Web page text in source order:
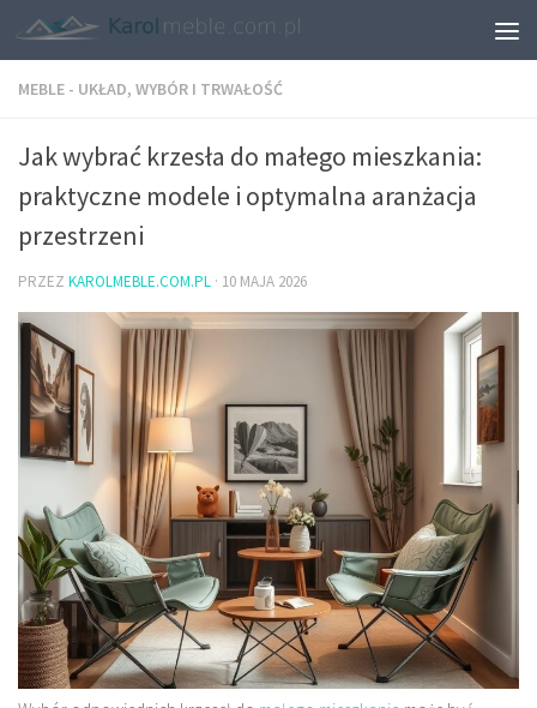
MEBLE - UKŁAD, WYBÓR I TRWAŁOŚĆ
Jak wybrać krzesła do małego mieszkania:
praktyczne modele i optymalna aranżacja
przestrzeni
PRZEZ KAROLMEBLE.COM.PL · 10 MAJA 2026